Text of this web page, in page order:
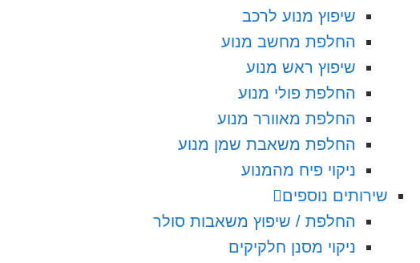
שיפוץ מנוע לרכב
החלפת מחשב מנוע
שיפוץ ראש מנוע
החלפת פולי מנוע
החלפת מאוורר מנוע
החלפת משאבת שמן מנוע
ניקוי פיח מהמנוע
שירותים נוספים
החלפת / שיפוץ משאבות סולר
ניקוי מסנן חלקיקים